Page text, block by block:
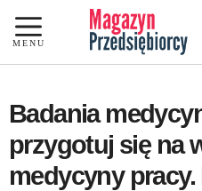
Przejdź
do
treści
MENU
Badania
przygotuj się na
medycyny